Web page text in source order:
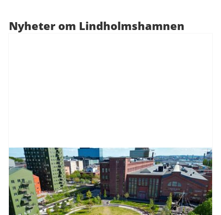
Nyheter om Lindholmshamnen